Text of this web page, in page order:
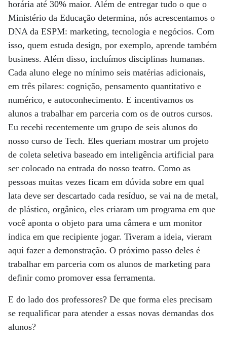
horária até 30% maior. Além de entregar tudo o que o
Ministério da Educação determina, nós acrescentamos o
DNA da ESPM: marketing, tecnologia e negócios. Com
isso, quem estuda design, por exemplo, aprende também
business. Além disso, incluímos disciplinas humanas.
Cada aluno elege no mínimo seis matérias adicionais,
em três pilares: cognição, pensamento quantitativo e
numérico, e autoconhecimento. E incentivamos os
alunos a trabalhar em parceria com os de outros cursos.
Eu recebi recentemente um grupo de seis alunos do
nosso curso de Tech. Eles queriam mostrar um projeto
de coleta seletiva baseado em inteligência artificial para
ser colocado na entrada do nosso teatro. Como as
pessoas muitas vezes ficam em dúvida sobre em qual
lata deve ser descartado cada resíduo, se vai na de metal,
de plástico, orgânico, eles criaram um programa em que
você aponta o objeto para uma câmera e um monitor
indica em que recipiente jogar. Tiveram a ideia, vieram
aqui fazer a demonstração. O próximo passo deles é
trabalhar em parceria com os alunos de marketing para
definir como promover essa ferramenta.
E do lado dos professores? De que forma eles precisam
se requalificar para atender a essas novas demandas dos
alunos?